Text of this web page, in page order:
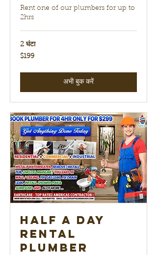
Rent one of our plumbers for up to
2hrs
2 घंटा
199
यूएस
$199
अभी बुक करें
Half a day
Rental
Plumber